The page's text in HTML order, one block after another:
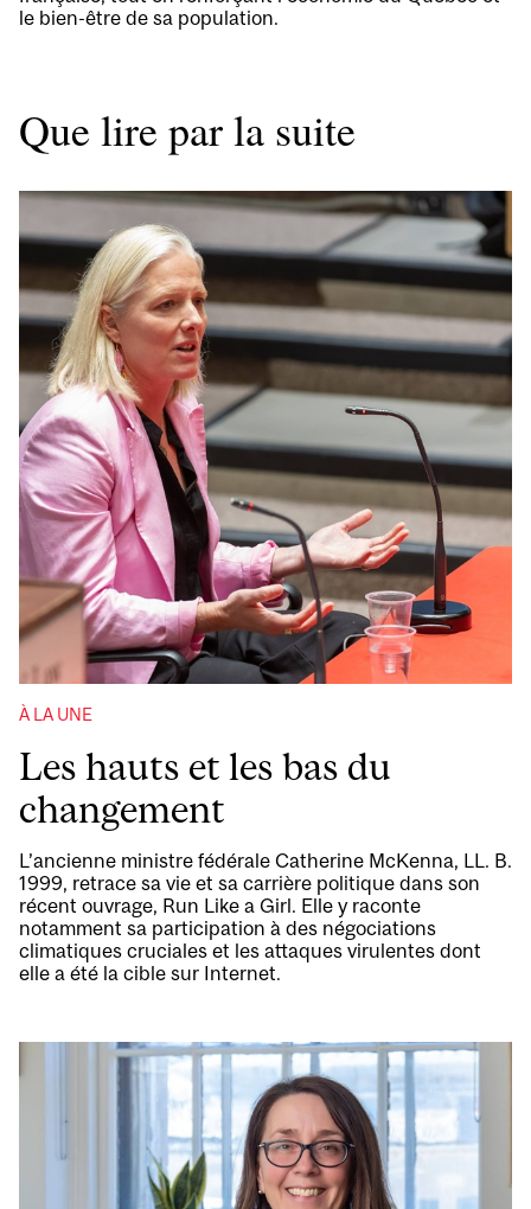
le bien-être de sa population.
Que lire par la suite
À LA UNE
Les hauts et les bas du
changement
L’ancienne ministre fédérale Catherine McKenna, LL. B.
1999, retrace sa vie et sa carrière politique dans son
récent ouvrage, Run Like a Girl. Elle y raconte
notamment sa participation à des négociations
climatiques cruciales et les attaques virulentes dont
elle a été la cible sur Internet.